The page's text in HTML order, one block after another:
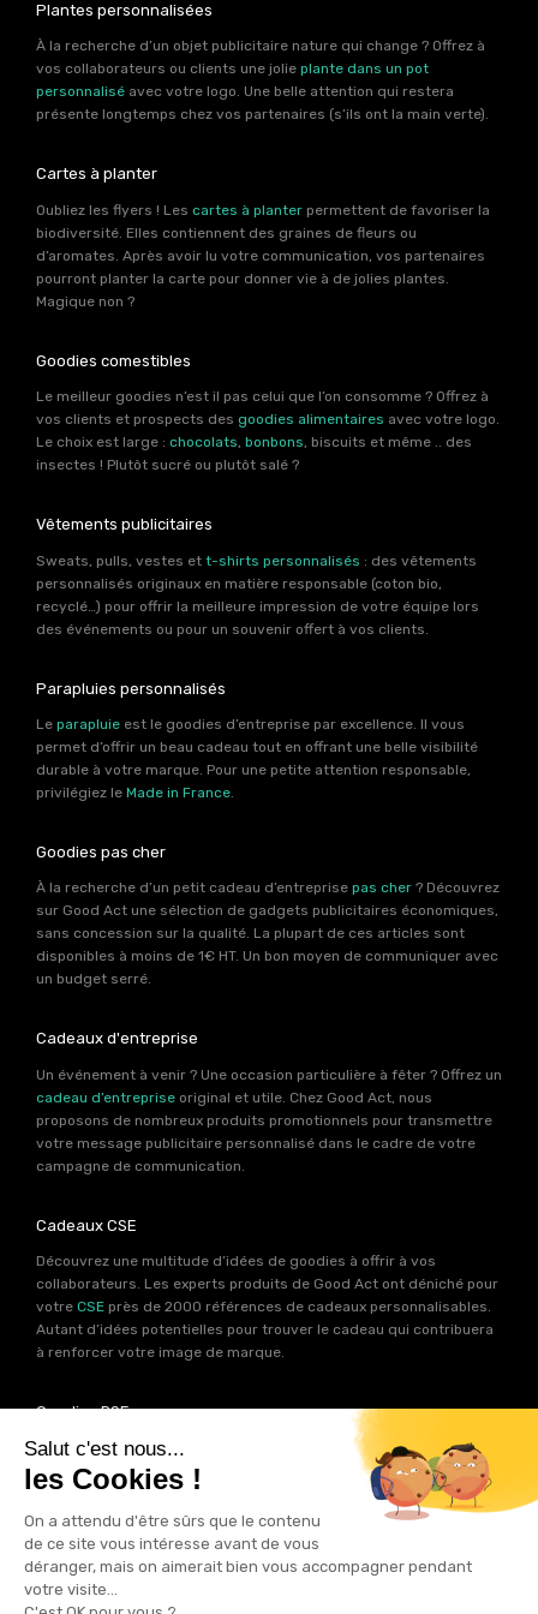
Plantes personnalisées
À la recherche d’un objet publicitaire nature qui change ? Offrez à
vos collaborateurs ou clients une jolie plante dans un pot
personnalisé avec votre logo. Une belle attention qui restera
présente longtemps chez vos partenaires (s’ils ont la main verte).
Cartes à planter
Oubliez les flyers ! Les cartes à planter permettent de favoriser la
biodiversité. Elles contiennent des graines de fleurs ou
d’aromates. Après avoir lu votre communication, vos partenaires
pourront planter la carte pour donner vie à de jolies plantes.
Magique non ?
Goodies comestibles
Le meilleur goodies n’est il pas celui que l’on consomme ? Offrez à
vos clients et prospects des goodies alimentaires avec votre logo.
Le choix est large : chocolats, bonbons, biscuits et même .. des
insectes ! Plutôt sucré ou plutôt salé ?
Vêtements publicitaires
Sweats, pulls, vestes et t-shirts personnalisés : des vêtements
personnalisés originaux en matière responsable (coton bio,
recyclé…) pour offrir la meilleure impression de votre équipe lors
des événements ou pour un souvenir offert à vos clients.
Parapluies personnalisés
Le parapluie est le goodies d’entreprise par excellence. Il vous
permet d’offrir un beau cadeau tout en offrant une belle visibilité
durable à votre marque. Pour une petite attention responsable,
privilégiez le Made in France.
Goodies pas cher
À la recherche d’un petit cadeau d’entreprise pas cher ? Découvrez
sur Good Act une sélection de gadgets publicitaires économiques,
sans concession sur la qualité. La plupart de ces articles sont
disponibles à moins de 1€ HT. Un bon moyen de communiquer avec
un budget serré.
Cadeaux d'entreprise
Un événement à venir ? Une occasion particulière à fêter ? Offrez un
cadeau d’entreprise original et utile. Chez Good Act, nous
proposons de nombreux produits promotionnels pour transmettre
votre message publicitaire personnalisé dans le cadre de votre
campagne de communication.
Cadeaux CSE
Découvrez une multitude d’idées de goodies à offrir à vos
collaborateurs. Les experts produits de Good Act ont déniché pour
votre CSE près de 2000 références de cadeaux personnalisables.
Autant d’idées potentielles pour trouver le cadeau qui contribuera
à renforcer votre image de marque.
Goodies RSE
Vous souhaitez communiquer en accord avec vos valeurs ? Ca
tombe bien ! Un grand nombre de produits présents sur Good Act
sont fabriqués en France et en Europe.
Notre sélection RSEvous
permet de trouver un goodies parfait pour votre campagne de
communication. Des produits fabriqués avec amour dans de
bonnes conditions et un impact limité sur la planête.